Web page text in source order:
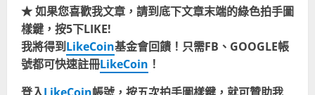
★ 如果您喜歡我文章，請到底下文章末端的綠色拍手圖
樣鍵，按5下LIKE!
我將得到LikeCoin基金會回饋！只需FB、GOOGLE帳
號都可快速註冊LikeCoin ！